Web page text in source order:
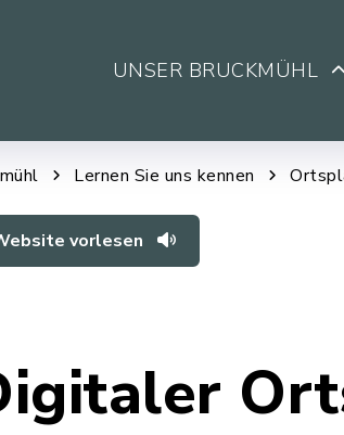
UNSER BRUCKMÜHL
Lernen Sie uns kennen
vorlesen